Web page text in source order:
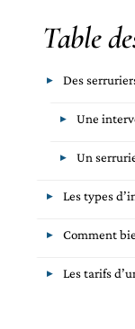
Table
Des
Une
Un
Les types
Comment
Les tarifs